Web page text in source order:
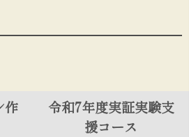
作
令和7年度実証実験支
援コース